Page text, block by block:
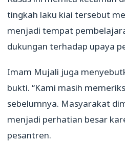
tingkah laku kiai tersebut
menjadi tempat
dukungan terhadap upaya
Imam Mujali juga
bukti. “Kami masih
sebelumnya. Masyarakat
menjadi perhatian besar
pesantren.